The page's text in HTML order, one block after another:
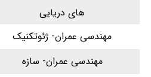
های دریایی
مهندسی عمران- ژئوتکنیک
مهندسی عمران- سازه